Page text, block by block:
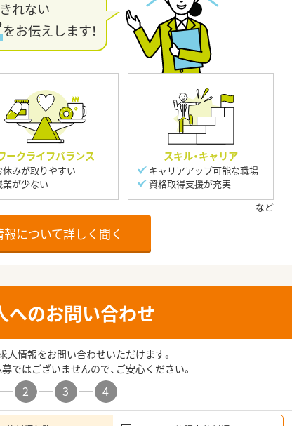
れない
をお伝えします！
ークライフバランス
休みが取りやすい
業が少ない
スキル・キャリア
キャリアアップ可能な職場
資格取得支援が充実
について詳しく聞く
へのお問い合わせ
人情報をお問い合わせいただけます。
ではございませんので、ご安心ください。
2 3 4